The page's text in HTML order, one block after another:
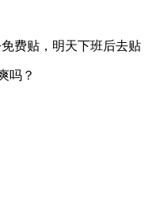
费贴，明天下班后去贴
吗？